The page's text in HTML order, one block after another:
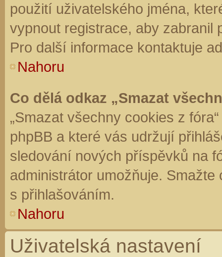
použití uživatelského jména,
vypnout registrace, aby zabranil
Pro další informace kontaktuje
Nahoru
Co dělá odkaz „Smazat
„Smazat všechny cookies z
phpBB a které vás udržují
sledování nových příspěvků na
administrátor umožňuje.
s přihlašováním.
Nahoru
Uživatelská nastavení